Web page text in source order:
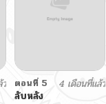
ตอนที่ 5
4 เดือนที่แล้ว
ลับหลัง